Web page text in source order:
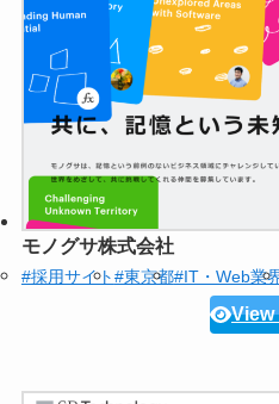
モノグサ株式会社
#採用サイト#東京都#IT・Web業
View